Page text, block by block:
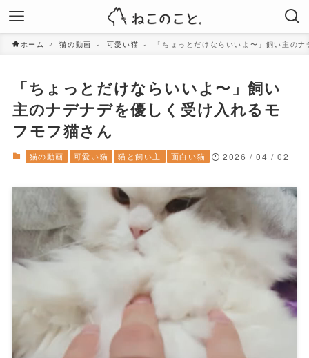
ホーム 猫の動画 可愛い猫 「ちょっとだけならいいよ〜」飼い主の
「ちょっとだけならいいよ〜」飼い
主のナデナデを優しく受け入れるモ
フモフ猫さん
猫の動画 可愛い猫 猫と飼い主 面白い猫 2026 / 04 / 02